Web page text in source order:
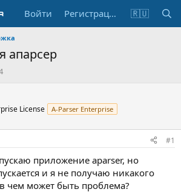
Войти Регистрация 🇷🇺
апарсер
License A-Parser Enterprise
#1
приложение aparser, но
и я не получаю никакого
в чем может быть проблема?